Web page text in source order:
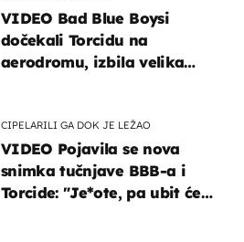
VIDEO Bad Blue Boysi
dočekali Torcidu na
aerodromu, izbila velika
CIPELARILI GA DOK JE LEŽAO
VIDEO Pojavila se nova
snimka tučnjave BBB-a i
Torcide: "Je*ote, pa ubit će